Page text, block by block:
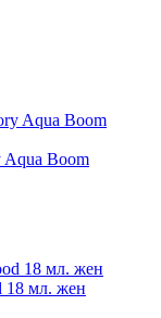
Aqua Boom
18 мл. жен